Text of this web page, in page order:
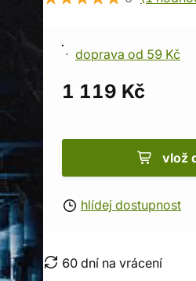
doprava od 59 Kč
1 119 Kč
vlož
hlídej dostupnost
60 dní na vrácení